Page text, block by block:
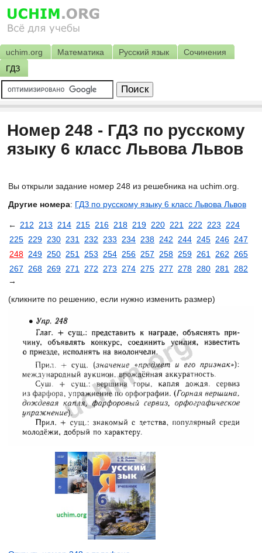
uchim.org Математика Русский язык
Сочинения
ГДЗ
Номер 248 - ГДЗ по русскому
языку 6 класс Львова Львов
Вы открыли задание номер 248 из решебника на uchim.org.
Другие номера: ГДЗ по русскому языку 6 класс Львова Львов
← 212 213 214 215 216 218 219 220 221 222 223
224
225 229 230 231 232 233 234 238 242 244 245 246 247
248 249 250 251 253 254 256 257 258 259 261 262
265
267
268 269 271 272 273 274 275 277 278 280 281
282
→
(кликните по решению, если нужно изменить размер)